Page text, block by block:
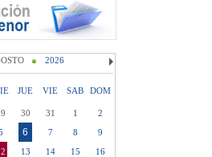
2026
JUE VIE SAB DOM
30 31 1
2
6 7 8
9
13 14 15
16